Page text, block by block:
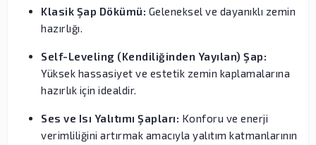
Klasik Şap Dökümü: Geleneksel ve dayanıklı zemin
hazırlığı.
Self-Leveling (Kendiliğinden Yayılan) Şap:
Yüksek hassasiyet ve estetik zemin kaplamalarına
hazırlık için idealdir.
Ses ve Isı Yalıtımı Şapları: Konforu ve enerji
verimliliğini artırmak amacıyla yalıtım katmanlarının